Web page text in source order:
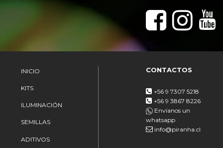
INICIO
KITS
ILUMINACIÓN
SEMILLAS
ADITIVOS
CONTACTOS
+56 9 7307 5218
+56 9 3867 8226
Envíanos un
whatsapp
info@piranha.cl